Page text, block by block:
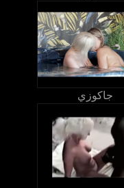
جاكوزي